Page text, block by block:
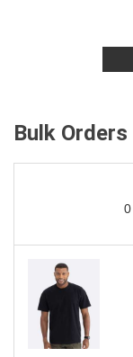
Bulk Orders
0